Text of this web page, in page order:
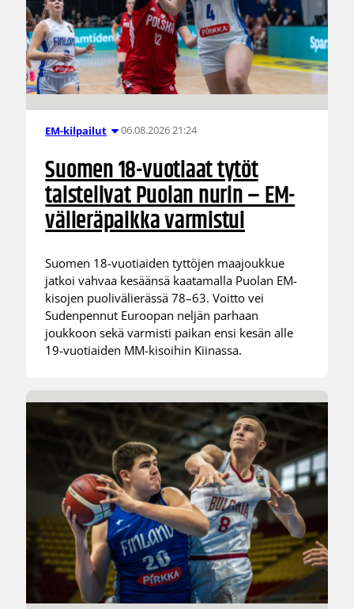
EM-kilpailut 06.08.2026 21:24
Suomen 18-vuotiaat tytöt
taistelivat Puolan nurin – EM-
välieräpaikka varmistui
Suomen 18-vuotiaiden tyttöjen maajoukkue
jatkoi vahvaa kesäänsä kaatamalla Puolan EM-
kisojen puolivälierässä 78–63. Voitto vei
Sudenpennut Euroopan neljän parhaan
joukkoon sekä varmisti paikan ensi kesän alle
19-vuotiaiden MM-kisoihin Kiinassa.